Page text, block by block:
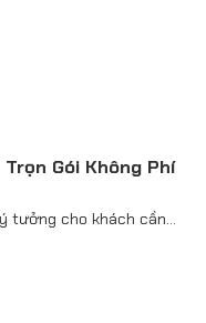
Gói Không Phí
tưởng cho khách cần...